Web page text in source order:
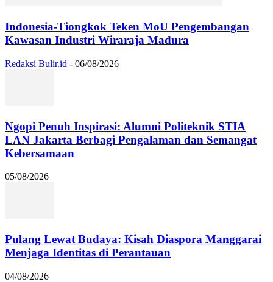
Indonesia-Tiongkok Teken MoU Pengembangan
Kawasan Industri Wiraraja Madura
Redaksi Bulir.id - 06/08/2026
Ngopi Penuh Inspirasi: Alumni Politeknik STIA
LAN Jakarta Berbagi Pengalaman dan Semangat
Kebersamaan
05/08/2026
Pulang Lewat Budaya: Kisah Diaspora Manggarai
Menjaga Identitas di Perantauan
04/08/2026